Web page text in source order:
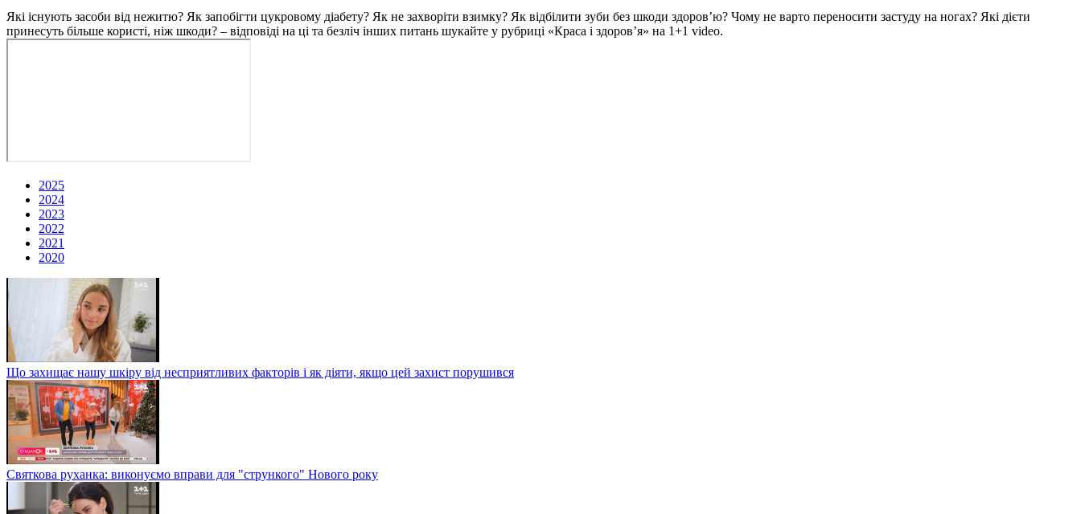
Які існують засоби від нежитю? Як запобігти цукровому діабету? Як не захворіти взимку? Як відбілити зуби без шкоди здоров’ю? Чому не варто переносити застуду на ногах? Які дієти
принесуть більше користі, ніж шкоди? – відповіді на ці та безліч інших питань шукайте у рубриці «Краса і здоров’я» на 1+1 video.
2025
2024
2023
2022
2021
2020
Що захищає нашу шкіру від несприятливих факторів і як діяти, якщо цей захист порушився
Святкова руханка: виконуємо вправи для "стрункого" Нового року